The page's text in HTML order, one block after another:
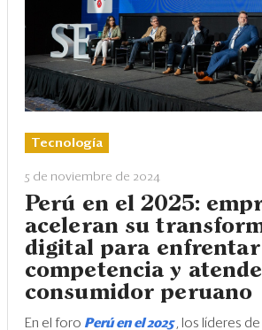
Tecnología
5 de noviembre de 2024
Perú en el 2025:
aceleran su
digital para
competencia y
consumidor peruano
En el foro Perú en el 2025 , los líderes de